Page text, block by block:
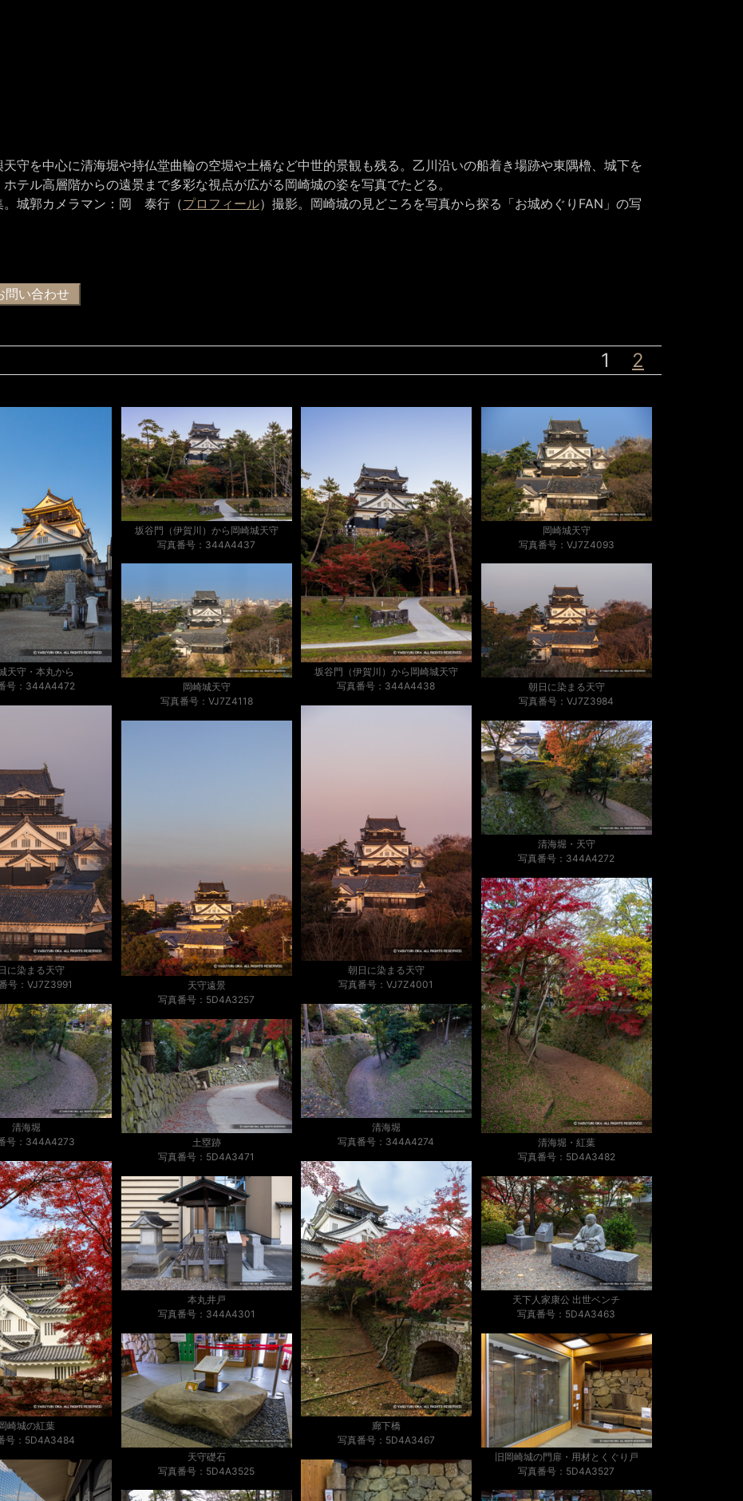
守を中心に清海堀や持仏堂曲輪の空堀や土橋など中世的景観も残る。乙川沿いの船着き場跡や東隅櫓、城下を
テル高層階からの遠景まで多彩な視点が広がる岡崎城の姿を写真でたどる。
。城郭カメラマン：岡 泰行（プロフィール）撮影。岡崎城の見どころを写真から探る「お城めぐりFAN」の写
問い合わせ
1 2
天守・本丸から
号：344A4472
坂谷門（伊賀川）から岡崎城天守
写真番号：344A4437
坂谷門（伊賀川）から岡崎城天守
写真番号：344A4438
岡崎城天守
写真番号：VJ7Z4093
岡崎城天守
写真番号：VJ7Z4118
朝日に染まる天守
写真番号：VJ7Z3984
に染まる天守
号：VJ7Z3991
朝日に染まる天守
写真番号：VJ7Z4001
天守遠景
写真番号：5D4A3257
清海堀・天守
写真番号：344A4272
清海堀・紅葉
写真番号：5D4A3482
清海堀
号：344A4273
清海堀
写真番号：344A4274
土塁跡
写真番号：5D4A3471
崎城の紅葉
号：5D4A3484
廊下橋
写真番号：5D4A3467
天下人家康公 出世ベンチ
写真番号：5D4A3463
本丸井戸
写真番号：344A4301
天守礎石
写真番号：5D4A3525
旧岡崎城の門扉・用材とくぐり戸
写真番号：5D4A3527